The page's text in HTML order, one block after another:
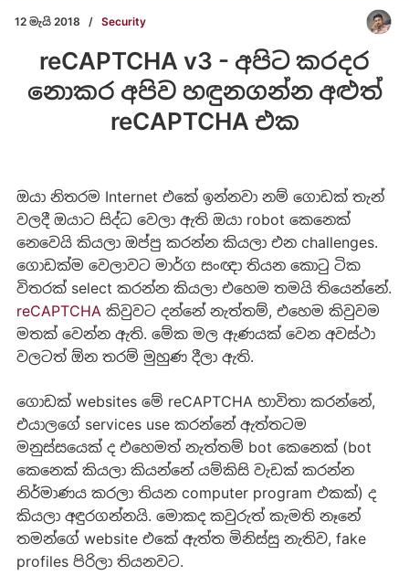
12 මැයි 2018 / Security
reCAPTCHA v3 - අපිට කරදර
නොකර අපිව හඳුනගන්න අළුත්
reCAPTCHA එක
ඔයා නිතරම Internet එකේ ඉන්නවා නම් ගොඩක් තැන්
වලදී ඔයාට සිද්ධ වෙලා ඇති ඔයා robot කෙනෙක්
නෙවෙයි කියලා ඔප්පු කරන්න කියලා එන challenges.
ගොඩක්ම වෙලාවට මාර්ග සංඥා තියන කොටු ටික
විතරක් select කරන්න කියලා එහෙම තමයි තියෙන්නේ.
reCAPTCHA කිවුවට දන්නේ නැත්තම්, එහෙම කිවුවම
මතක් වෙන්න ඇති. මේක මල ඇණයක් වෙන අවස්ථා
වලටත් ඕන තරම් මුහුණ දීලා ඇති.
ගොඩක් websites මේ reCAPTCHA භාවිතා කරන්නේ,
එයාලගේ services use කරන්නේ ඇත්තටම
මනුස්සයෙක් ද එහෙමත් නැත්තම් bot කෙනෙක් (bot
කෙනෙක් කියලා කියන්නේ යම්කිසි වැඩක් කරන්න
නිර්මාණය කරලා තියන computer program එකක්) ද
කියලා අඳුරගන්නයි. මොකද කවුරුත් කැමති නෑනේ
තමන්ගේ website එකේ ඇත්ත මිනිස්සු නැතිව, fake
profiles පිරිලා තියනවට.